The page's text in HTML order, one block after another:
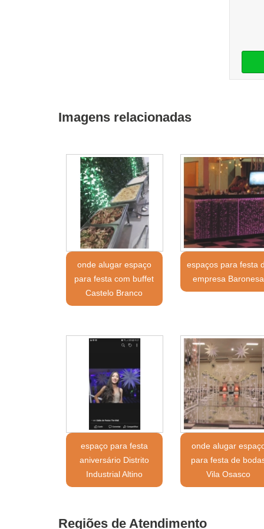
Imagens relacionadas
onde alugar espaço
para festa com buffet
Castelo Branco
espaços para festa
empresa Baronesa
espaço para festa
aniversário Distrito
Industrial Altino
onde alugar
para festa de
Vila Osasco
Regiões de Atendimento